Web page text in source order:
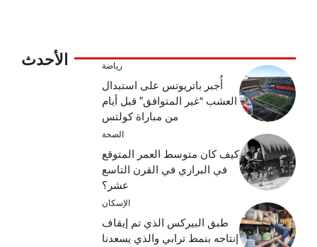
الأحدث رياضة
أُجبر باتريوتس على استبدال
العشب “غير المتوافق” قبل أيام
من مباراة كولتس
الصحة
كيف كان متوسط ​​العمر المتوقع
في البراري في القرن التاسع
عشر؟
الإسكان
طبق البيركس الذي تم إيقاف
إنتاجه بنمط ترابي والذي يسعدنا